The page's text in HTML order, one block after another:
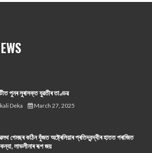
পুনৰ সুৰাসক্ত যুৱতীৰ তাণ্ডৱ
Deka March 27, 2025
গেমছৰ কঠিন যুঁজত অষ্ট্ৰেলিয়াৰ প্ৰতিদ্বন্দ্বীৰ হাতত পৰাজিত
লাভলীনাৰ ৰূপ জয়